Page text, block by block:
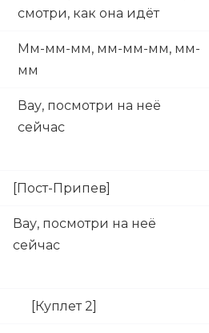
смотри, как она идёт
Мм-мм-мм, мм-мм-мм, мм-
мм
Вау, посмотри на неё
сейчас
[Пост-Припев]
Вау, посмотри на неё
сейчас
[Куплет 2]